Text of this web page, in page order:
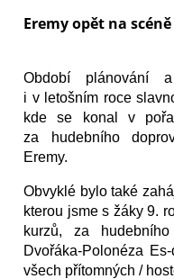
Eremy opět na scéně
Období plánování
i v letošním roce
kde se konal v
za hudebního
Eremy.
Obvyklé bylo také
kterou jsme s žáky 9.
kurzů, za
Dvořáka-Polonéza
všech přítomných /